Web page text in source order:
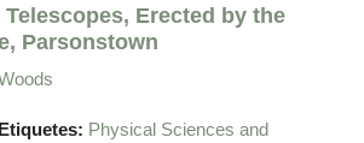
Erected by the
Parsonstown
Etiquetes: Physical Sciences and